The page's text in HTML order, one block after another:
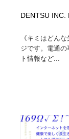
DENTSU INC.
《キミはどん
ジです。電通
ト情報など...